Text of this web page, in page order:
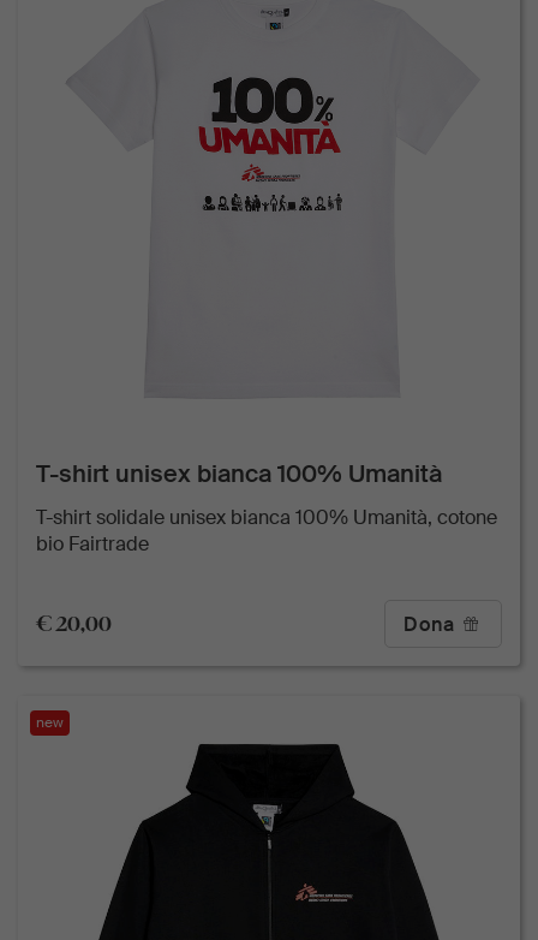
T-shirt unisex bianca 100% Umanità
T-shirt solidale unisex bianca 100% Umanità, cotone
bio Fairtrade
€ 20,00 Dona
new